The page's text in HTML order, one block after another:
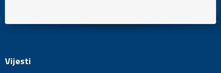
Vijesti